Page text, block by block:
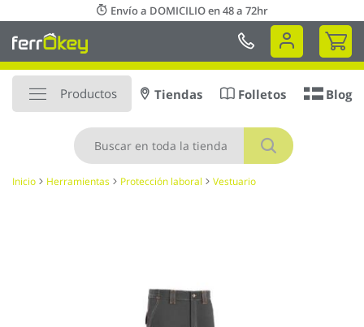
al
contenido
Envío a DOMICILIO en 48 a 72hr
Mi
Productos
Buscar
Tiendas Folletos Blog
Inicio Herramientas Protección laboral Vestuario